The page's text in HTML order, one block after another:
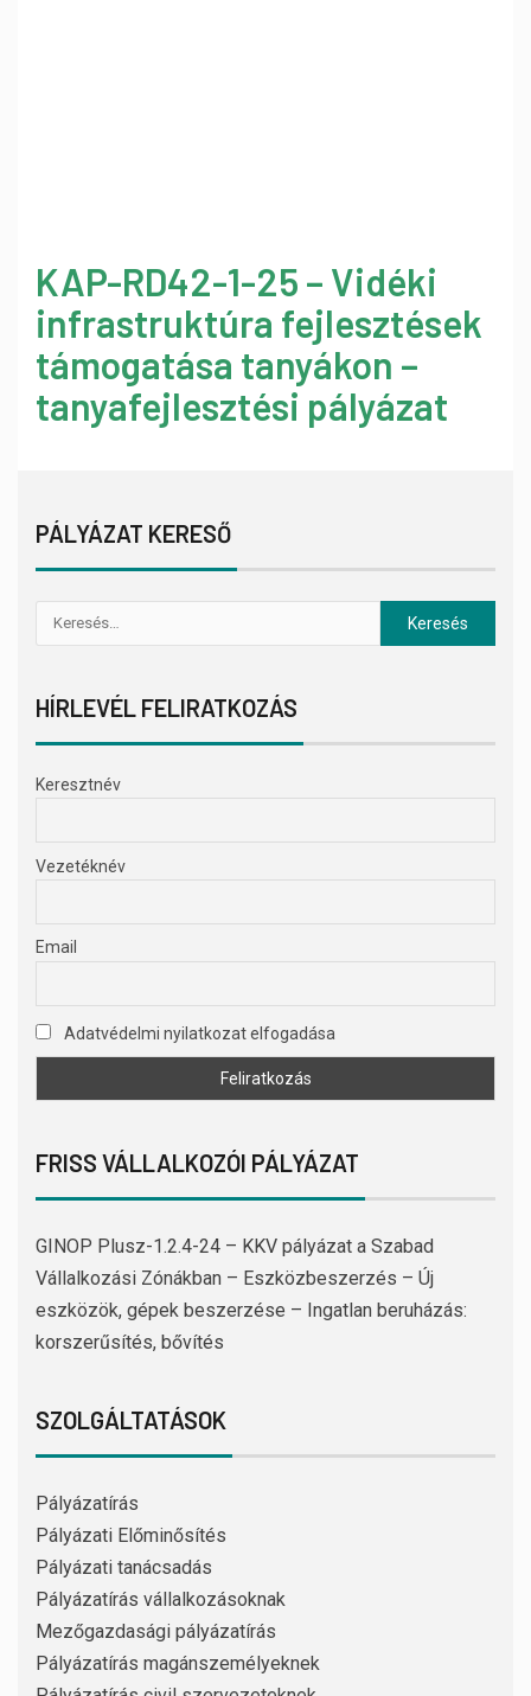
KAP-RD42-1-25 – Vidéki
infrastruktúra fejlesztések
támogatása tanyákon –
tanyafejlesztési pályázat
PÁLYÁZAT KERESŐ
HÍRLEVÉL FELIRATKOZÁS
Keresztnév
Vezetéknév
Email
Adatvédelmi nyilatkozat elfogadása
FRISS VÁLLALKOZÓI PÁLYÁZAT
GINOP Plusz-1.2.4-24 – KKV pályázat a Szabad
Vállalkozási Zónákban – Eszközbeszerzés – Új
eszközök, gépek beszerzése – Ingatlan beruházás:
korszerűsítés, bővítés
SZOLGÁLTATÁSOK
Pályázatírás
Pályázati Előminősítés
Pályázati tanácsadás
Pályázatírás vállalkozásoknak
Mezőgazdasági pályázatírás
Pályázatírás magánszemélyeknek